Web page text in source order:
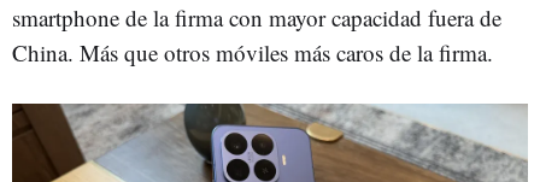
smartphone de la firma con mayor capacidad fuera de
China. Más que otros móviles más caros de la firma.